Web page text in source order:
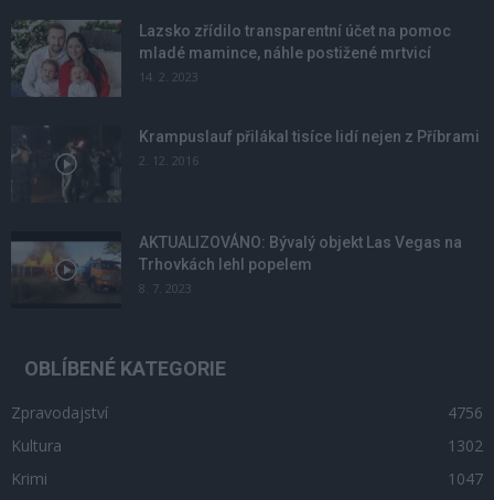
Lazsko zřídilo transparentní účet na pomoc
mladé mamince, náhle postižené mrtvicí
14. 2. 2023
Krampuslauf přilákal tisíce lidí nejen z Příbrami
2. 12. 2016
AKTUALIZOVÁNO: Bývalý objekt Las Vegas na
Trhovkách lehl popelem
8. 7. 2023
OBLÍBENÉ KATEGORIE
Zpravodajství
4756
Kultura
1302
Krimi
1047